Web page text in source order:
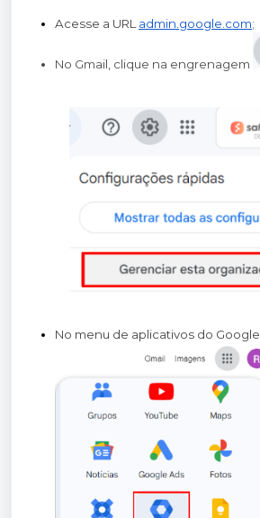
Acesse a URL admin.google.com;
No Gmail, clique na engrenagem
No menu de aplicativos do Google